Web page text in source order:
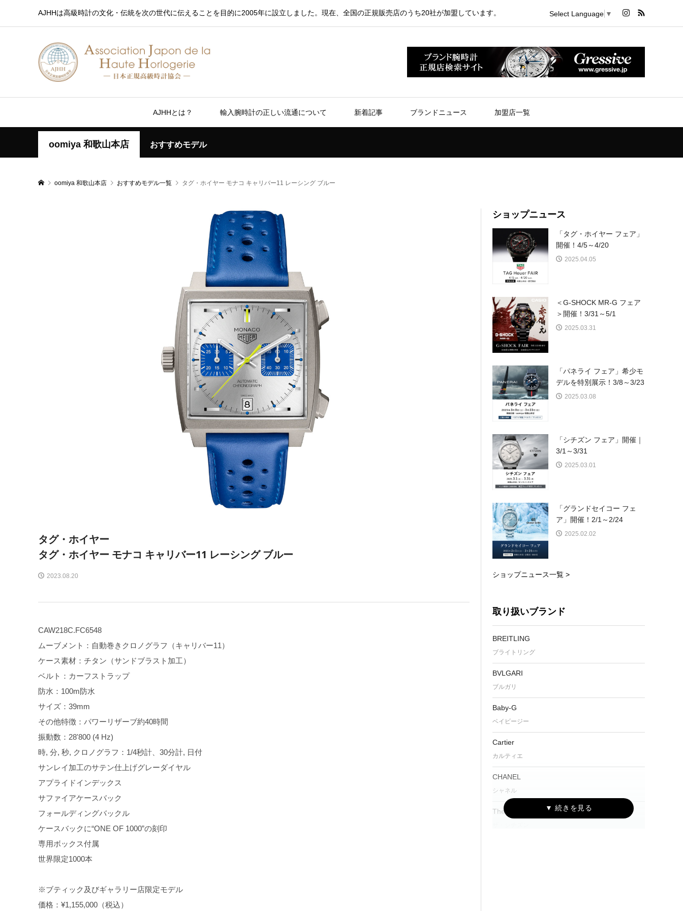
AJHHは高級時計の文化・伝統を次の世代に伝えることを目的に2005年に設立しました。現在、全国の正規販売店のうち20社が加盟しています。 Select Language ▼
AJHHとは？ 輸入腕時計の正しい流通について 新着記事 ブランドニュース 加盟店一覧
oomiya 和歌山本店 おすすめモデル
oomiya 和歌山本店 おすすめモデル一覧 タグ・ホイヤー モナコ キャリバー11 レーシング ブルー
タグ・ホイヤー
タグ・ホイヤー モナコ キャリバー11 レーシング ブルー
2023.08.20
CAW218C.FC6548
ムーブメント：自動巻きクロノグラフ（キャリバー11）
ケース素材：チタン（サンドブラスト加工）
ベルト：カーフストラップ
防水：100m防水
サイズ：39mm
その他特徴：パワーリザーブ約40時間
振動数：28'800 (4 Hz)
時, 分, 秒, クロノグラフ：1/4秒計、30分計, 日付
サンレイ加工のサテン仕上げグレーダイヤル
アプライドインデックス
サファイアケースバック
フォールディングバックル
ケースバックに“ONE OF 1000”の刻印
専用ボックス付属
世界限定1000本
※ブティック及びギャラリー店限定モデル
価格：¥1,155,000（税込）
ショップニュース
「タグ・ホイヤー フェア」
開催！4/5～4/20
2025.04.05
＜G-SHOCK MR-G フェア
＞開催！3/31～5/1
2025.03.31
「パネライ フェア」希少モ
デルを特別展示！3/8～3/23
2025.03.08
「シチズン フェア」開催｜
3/1～3/31
2025.03.01
「グランドセイコー フェ
ア」開催！2/1～2/24
2025.02.02
ショップニュース一覧 >
取り扱いブランド
BREITLING
ブライトリング
BVLGARI
ブルガリ
Baby-G
ベイビージー
Cartier
カルティエ
CHANEL
シャネル
The CITIZEN